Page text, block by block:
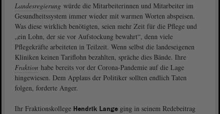
Landesregierung würde die Mitarbeiterinnen und Mitarbeiter im
Gesundheitssystem immer wieder mit warmen Worten abspeisen.
Was diese wirklich benötigten, seien mehr Zeit für die Pflege und
„ein Lohn, der sie vor Aufstockung bewahrt“, denn viele
Pflegekräfte arbeiteten in Teilzeit. Wenn selbst die landeseigenen
Kliniken keinen Tariflohn bezahlten, spräche dies Bände. Ihre
Fraktion habe bereits vor der Corona-Pandemie auf die Lage
hingewiesen. Dem Applaus der Politiker sollten endlich Taten
folgen, forderte Anger.
Ihr Fraktionskollege Hendrik Lange ging in seinem Redebeitrag